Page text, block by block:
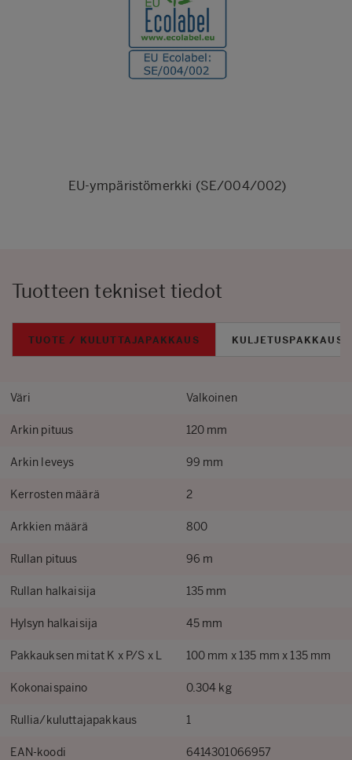
EU-ympäristömerkki (SE/004/002)
Tuotteen tekniset tiedot
TUOTE / KULUTTAJAPAKKAUS KULJETUSPAKKAUS
Väri Valkoinen
Arkin pituus 120 mm
Arkin leveys 99 mm
Kerrosten määrä 2
Arkkien määrä 800
Rullan pituus 96 m
Rullan halkaisija 135 mm
Hylsyn halkaisija 45 mm
Pakkauksen mitat K x P/S x L 100 mm x 135 mm x 135 mm
Kokonaispaino 0.304 kg
Rullia/kuluttajapakkaus 1
EAN-koodi 6414301066957